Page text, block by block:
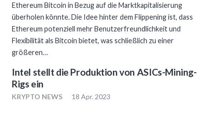
Ethereum Bitcoin in Bezug auf die Marktkapitalisierung
überholen könnte. Die Idee hinter dem Flippening ist, dass
Ethereum potenziell mehr Benutzerfreundlichkeit und
Flexibilität als Bitcoin bietet, was schließlich zu einer
größeren…
Intel stellt die Produktion von ASICs-Mining-
Rigs ein
KRYPTO NEWS 18 Apr. 2023